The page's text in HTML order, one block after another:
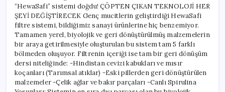
“HewaSafi” sistemi doğdu! ÇÖPTEN ÇIKAN TEKNOLOJİ HER
ŞEYİ DEĞİŞTİRECEK Genç mucitlerin geliştirdiği HewaSafi
filtre sistemi, bildiğimiz sanayi ürünlerine hiç benzemiyor.
Tamamen yerel, biyolojik ve geri dönüştürülmüş malzemelerin
bir araya getirilmesiyle oluşturulan bu sistem tam 5 farklı
bölmeden oluşuyor. Filtrenin içeriği ise tam bir geri dönüşüm
dersi niteliğinde: -Hindistan cevizi kabukları ve mısır
koçanları (Tarımsal atıklar) -Eski pillerden geri dönüştürülen
malzemeler -Çelik ağlar ve bakır parçaları -Canlı Spirulina